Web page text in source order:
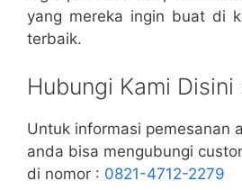
yang mereka ingin buat di
terbaik.
Hubungi Kami Disini
Untuk informasi pemesanan
anda bisa mengubungi
di nomor : 0821-4712-2279